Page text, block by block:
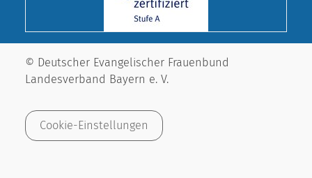
© Deutscher Evangelischer Frauenbund
Landesverband Bayern e. V.
Cookie-Einstellungen